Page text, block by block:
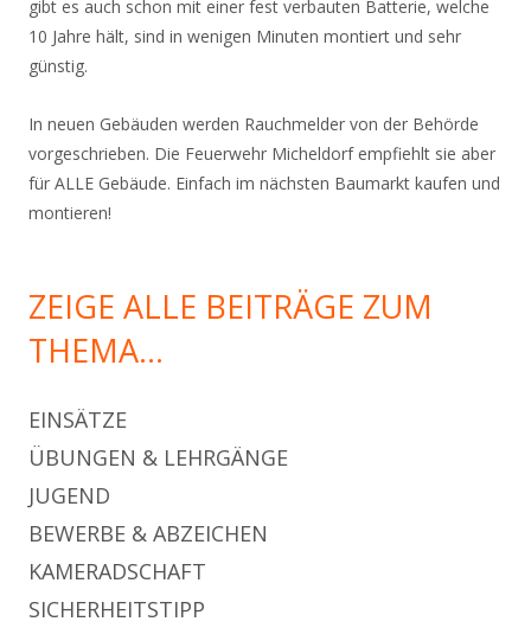
gibt es auch schon mit einer fest verbauten Batterie, welche
10 Jahre hält, sind in wenigen Minuten montiert und sehr
günstig.
In neuen Gebäuden werden Rauchmelder von der Behörde
vorgeschrieben. Die Feuerwehr Micheldorf empfiehlt sie aber
für ALLE Gebäude. Einfach im nächsten Baumarkt kaufen und
montieren!
ZEIGE ALLE BEITRÄGE ZUM
THEMA…
EINSÄTZE
ÜBUNGEN & LEHRGÄNGE
JUGEND
BEWERBE & ABZEICHEN
KAMERADSCHAFT
SICHERHEITSTIPP